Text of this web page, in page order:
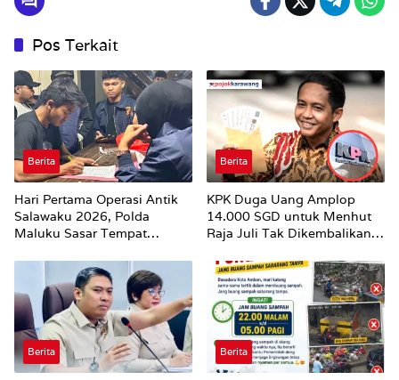
Pos Terkait
Berita
Hari Pertama Operasi Antik
Salawaku 2026, Polda
Maluku Sasar Tempat
Berita
KPK Duga Uang Amplop
14.000 SGD untuk Menhut
Raja Juli Tak Dikembalikan
Berita Berita